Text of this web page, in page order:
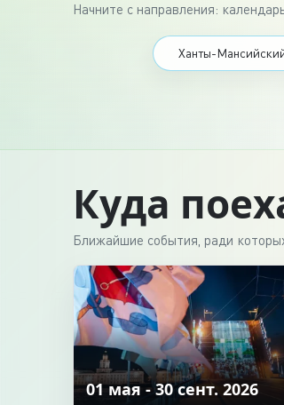
Начните с направления:
Ханты-
Куда
Ближайшие события, ради
01 мая - 30 сент. 2026